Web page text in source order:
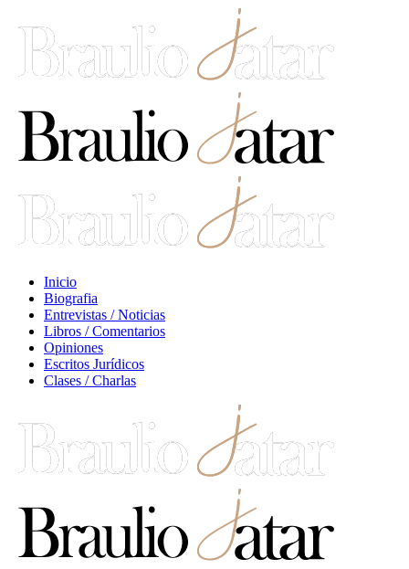
Inicio
Biografia
Entrevistas / Noticias
Libros / Comentarios
Opiniones
Escritos Jurídicos
Clases / Charlas